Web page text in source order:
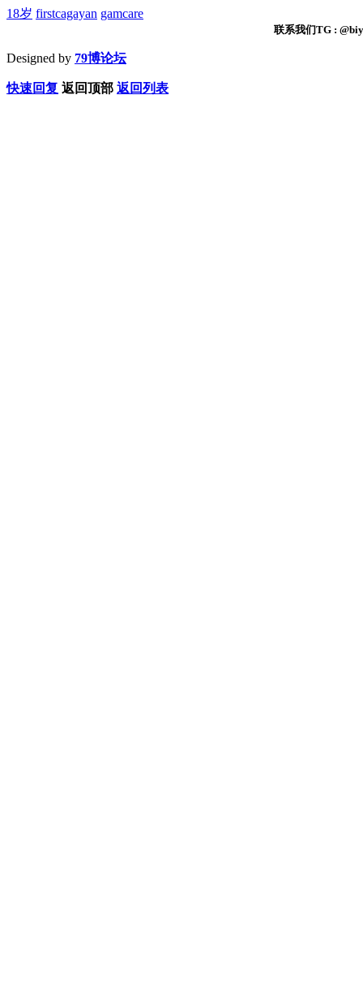
18岁 firstcagayan gamcare
联系我们TG :
Designed by 79博论坛
快速回复 返回顶部 返回列表